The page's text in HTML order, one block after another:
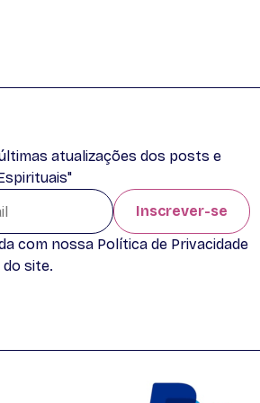
atualizações dos posts e
Inscrever-se
com nossa Política de Privacidade
site.